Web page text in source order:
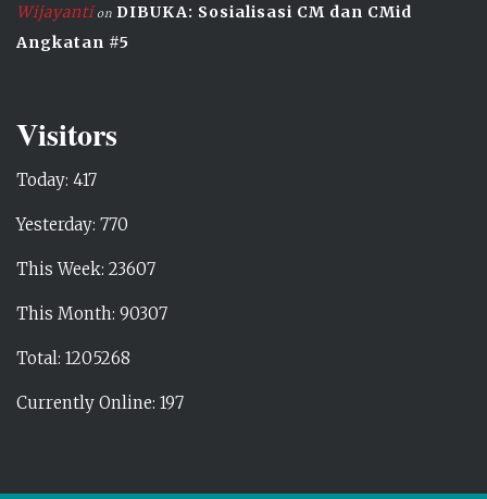
Wijayanti on DIBUKA: Sosialisasi CM dan CMid
Angkatan #5
Visitors
Today: 417
Yesterday: 770
This Week: 23607
This Month: 90307
Total: 1205268
Currently Online: 197